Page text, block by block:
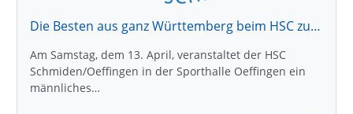
Die Besten aus ganz Württemberg beim HSC zu Gast
Am Samstag, dem 13. April, veranstaltet der HSC
Schmiden/Oeffingen in der Sporthalle Oeffingen ein
männliches…